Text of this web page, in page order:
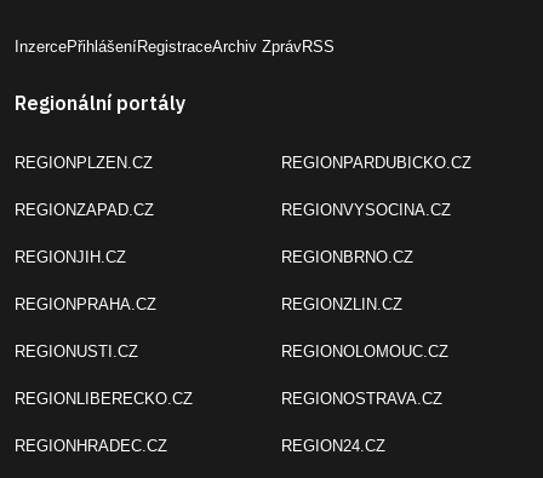
InzercePřihlášeníRegistraceArchiv ZprávRSS
Regionální portály
REGIONPLZEN.CZ
REGIONZAPAD.CZ
REGIONJIH.CZ
REGIONPRAHA.CZ
REGIONUSTI.CZ
REGIONLIBERECKO.CZ
REGIONHRADEC.CZ
REGIONPARDUBICKO.CZ
REGIONVYSOCINA.CZ
REGIONBRNO.CZ
REGIONZLIN.CZ
REGIONOLOMOUC.CZ
REGIONOSTRAVA.CZ
REGION24.CZ